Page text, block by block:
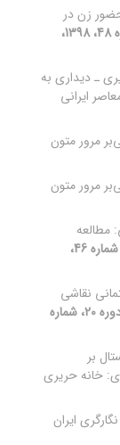
زن در
[دوره 20، شماره 48، 1398،
ـ دیداری به
ایرانی
مرور متون
مرور متون
مطالعه
[دوره 20، شماره 46،
نقاشی
[دوره 20، شماره
بر
خانه حریری
ایران